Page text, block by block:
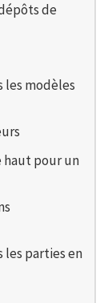
de
les modèles
haut pour un
parties en